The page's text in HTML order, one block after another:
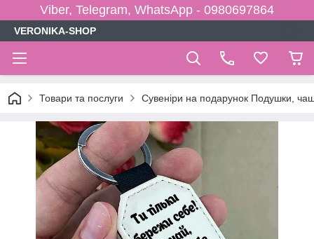
Viber, Telegram, WhatsApp - 0980697864
VERONIKA-SHOP
Товари та послуги Сувеніри на подарунок Подушки,